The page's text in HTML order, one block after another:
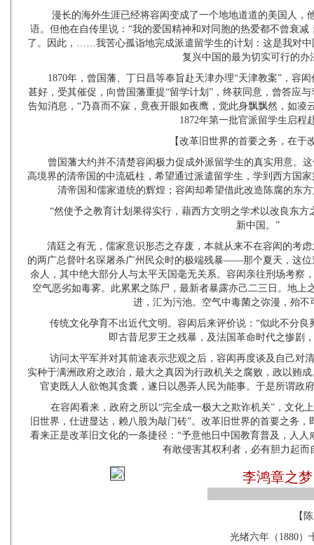
漫长的海外生涯已经将容闳变成了一个地地道道的美国人，
语。但他在自传里说：“我的爱国精神和对同胞的热爱都不曾衰
了。因此，……我苦心孤诣地完成派遣留学生的计划：这是我对
复兴中国的最为切实可行的办
1870年，曾国藩、丁日昌等奉旨赴天津办理“天津教案”，容
甚好，受其催促，向曾国藩重提“留学计划”，终获同意，曾答应
告知消息，“乃喜而不寐，竟夜开眼如夜鹰，觉此身飘飘然，如凌
1872年第一批官派留学生启程
【改革旧世界的首要之务，在于
曾国藩大约并不清楚容闳极力促成外派留学生的真实用意。
高境界的清帝国的中流砥柱，希望通过派遣留学生，学到西方国
清帝国和儒家道统的辉煌；容闳却希望借此改造陈腐的东
“然使予之教育计划果得实行，藉西方文明之学术以改良东
新中国。”
清廷之有无，儒家意识形态之存废，本就从来不在容闳的考
的两广总督叶名琛屠杀广州民众时的极端残暴——那个夏天，这
余人，其中绝大部分人与太平天国毫无关系。容闳亲往刑场考察
空气恶劣如毒雾。此累累之陈尸，最新者暴露亦己二三日。地上
进，汇为污池。空气中毒菌之弥漫，殆不
传统文化孕育不出近代文明。容闳后来评价说：“似此不分
即古昔尼罗王之残暴，及法国革命时代之惨剧
访问太平军并对其前途表示悲观之后，容闳再度谈及自己对
实种于满洲政府之政治，最大之真因为行政机关之腐败，政以贿
官吏既人人欲饱其贪囊，遂日以愚弄人民为能事。于是所谓政
在容闳看来，政府之所以“完全成一极大之欺诈机关”，文化
旧世界，仕进显达，赖八股为敲门砖”。改革旧世界的首要之务
看来正是改革旧文化的一条捷径：“予意他日中国教育普及，人
有敢侵害其权利者，必有胆力起而
李鸿章之
【
光绪六年（1880）